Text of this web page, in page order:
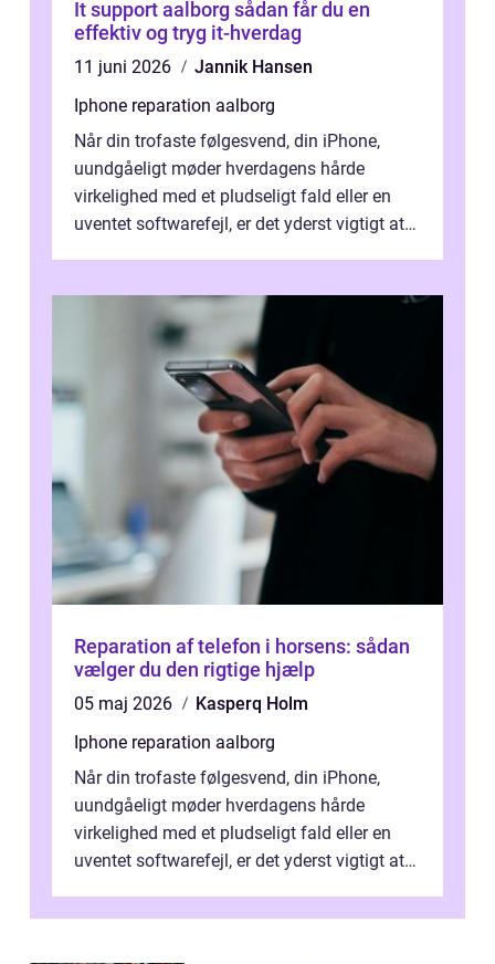
It support aalborg sådan får du en
effektiv og tryg it-hverdag
11 juni 2026
Jannik Hansen
Iphone reparation aalborg
Når din trofaste følgesvend, din iPhone,
uundgåeligt møder hverdagens hårde
virkelighed med et pludseligt fald eller en
uventet softwarefejl, er det yderst vigtigt at
Reparation af telefon i horsens: sådan
vælger du den rigtige hjælp
05 maj 2026
Kasperq Holm
Iphone reparation aalborg
Når din trofaste følgesvend, din iPhone,
uundgåeligt møder hverdagens hårde
virkelighed med et pludseligt fald eller en
uventet softwarefejl, er det yderst vigtigt at